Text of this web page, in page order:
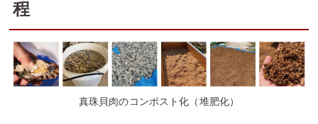
程
真珠貝肉のコンポスト化（堆肥化）